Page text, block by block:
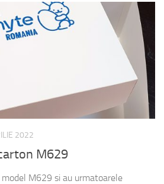
2022
M629
M629 si au urmatoarele